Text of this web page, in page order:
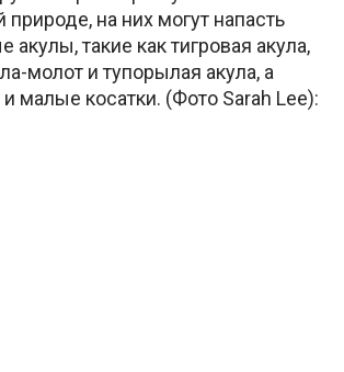
природе, на них могут напасть
акулы, такие как тигровая акула,
молот и тупорылая акула, а
малые косатки. (Фото Sarah Lee):